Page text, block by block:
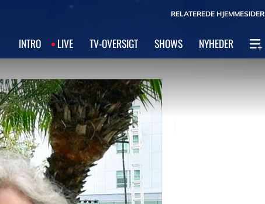
RELATEREDE HJEMMESIDER
INTRO LIVE TV‑OVERSIGT SHOWS NYHEDER